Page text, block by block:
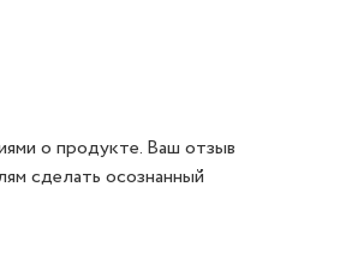
о продукте. Ваш отзыв
сделать осознанный